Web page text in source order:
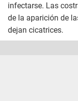
infectarse. Las
de la aparición de
dejan cicatrices.